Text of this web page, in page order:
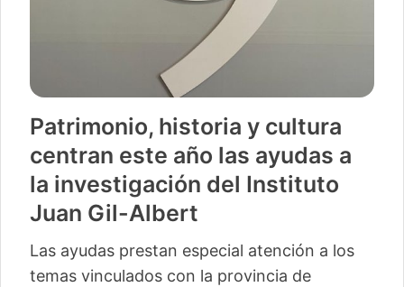
Patrimonio, historia y cultura
centran este año las ayudas a
la investigación del Instituto
Juan Gil-Albert
Las ayudas prestan especial atención a los
temas vinculados con la provincia de